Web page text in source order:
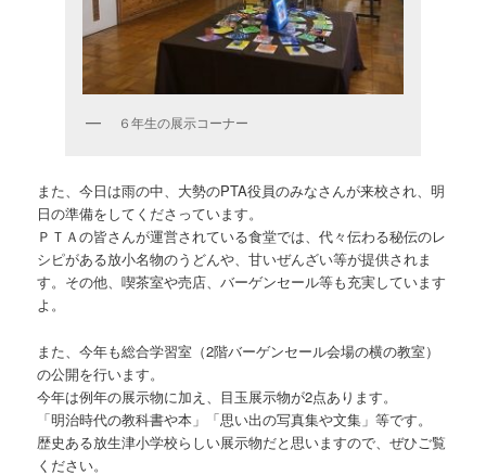
６年生の展示コーナー
また、今日は雨の中、大勢のPTA役員のみなさんが来校され、明
日の準備をしてくださっています。
ＰＴＡの皆さんが運営されている食堂では、代々伝わる秘伝のレ
シピがある放小名物のうどんや、甘いぜんざい等が提供されま
す。その他、喫茶室や売店、バーゲンセール等も充実しています
よ。
また、今年も総合学習室（2階バーゲンセール会場の横の教室）
の公開を行います。
今年は例年の展示物に加え、目玉展示物が2点あります。
「明治時代の教科書や本」「思い出の写真集や文集」等です。
歴史ある放生津小学校らしい展示物だと思いますので、ぜひご覧
ください。